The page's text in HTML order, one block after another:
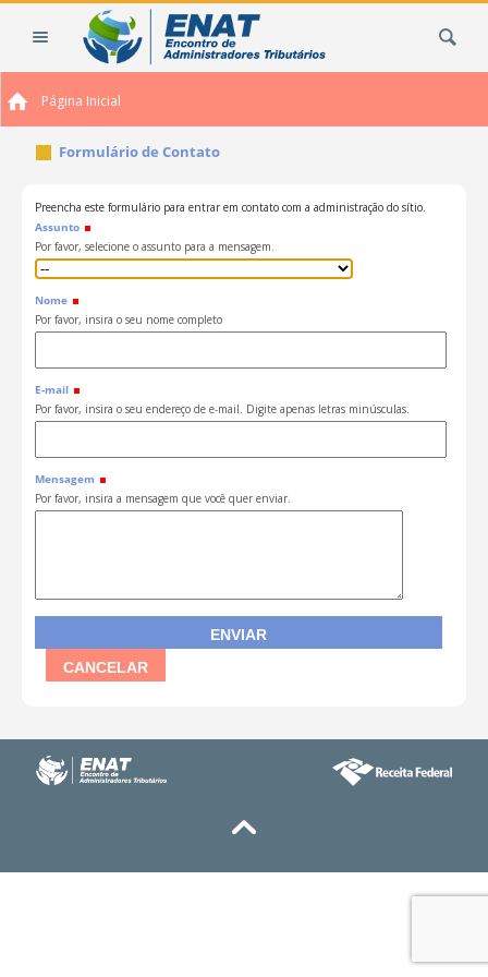
Página Inicial
Formulário de Contato
Preencha este formulário para entrar em contato com a administração do sítio.
Assunto
Por favor, selecione o assunto para a mensagem.
Nome
Por favor, insira o seu nome completo
E-mail
Por favor, insira o seu endereço de e-mail. Digite apenas letras minúsculas.
Mensagem
Por favor, insira a mensagem que você quer enviar.